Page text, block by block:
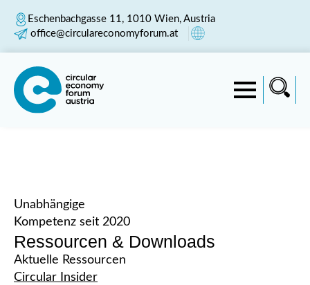
Eschenbachgasse 11, 1010 Wien, Austria
office@circulareconomyforum.at
Unabhängige
Kompetenz seit 2020
Ressourcen & Downloads
Aktuelle Ressourcen
Circular Insider